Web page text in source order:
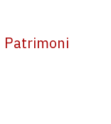
Patrimoni